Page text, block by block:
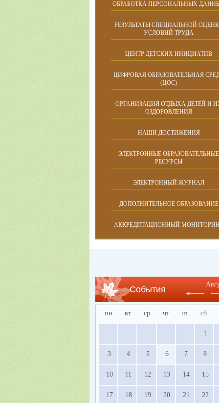
ОБРАБОТКА ПЕРСОНАЛЬНЫХ
РЕЗУЛЬТАТЫ СПЕЦИАЛЬНОЙ
УСЛОВИЙ ТРУДА
ЦЕНТР ДЕТСКИХ ИНИЦИАТИВ
ЦИФРОВАЯ ОБРАЗОВАТЕЛЬНАЯ
(ЦОС)
ОРГАНИЗАЦИЯ ОТДЫХА ДЕТЕЙ И
ОЗДОРОВЛЕНИЯ
НАШИ ДОСТИЖЕНИЯ
ЭЛЕКТРОННЫЕ ОБРАЗОВАТЕЛЬНЫЕ
РЕСУРСЫ
ЭЛЕКТРОННЫЙ ЖУРНАЛ
ДОПОЛНИТЕЛЬНОЕ ОБРАЗОВАНИЕ
АККРЕДИТАЦИОННЫЙ
События
пн вт ср чт пт сб
1
3 4 5 6 7 8
10 11 12 13 14 15
17 18 19 20 21 22